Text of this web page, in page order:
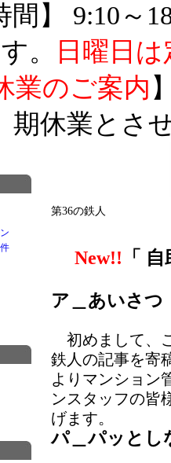
間】 9:10～
。
日曜日
業のご案内
期休業とさ
第36の鉄人
New!! 「
ア＿あいさつ
初めまして、
鉄人の記事を寄
よりマンション
ンスタッフの皆
げます。
パ＿パッとし